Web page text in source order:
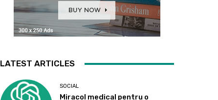
LATEST ARTICLES
SOCIAL
Miracol medical pentru o